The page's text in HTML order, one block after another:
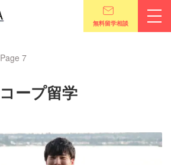
無料留学相談
Page 7
コープ留学